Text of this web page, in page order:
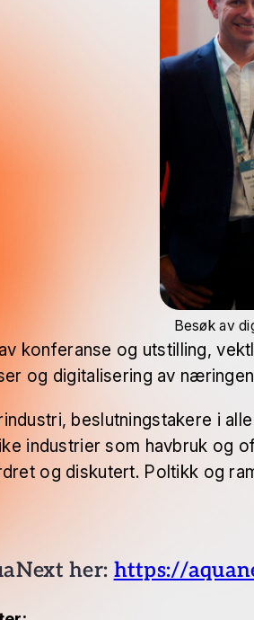
Besøk av
konferanse og utstilling,
og digitalisering av
beslutningstakere i
industrier som havbruk
og diskutert. Poltikk og
her: https://